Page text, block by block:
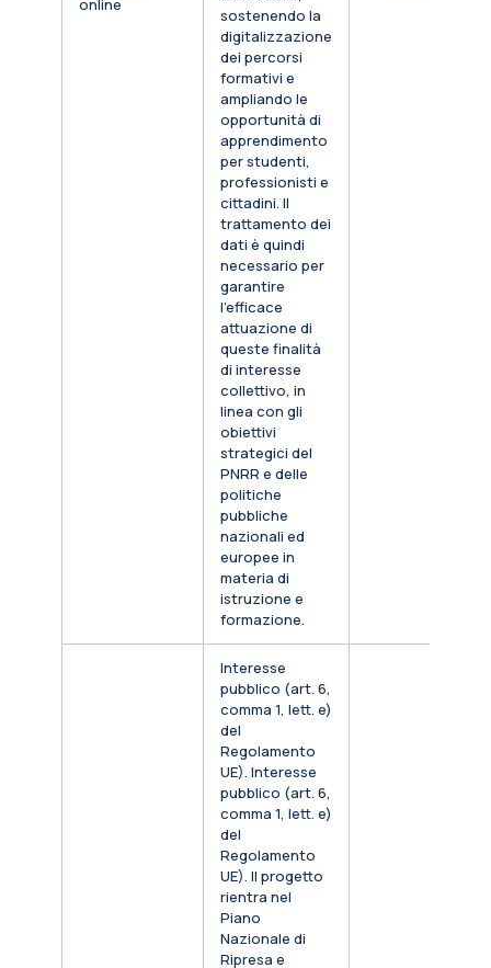
online
sostenendo la
digitalizzazione
dei percorsi
formativi e
ampliando le
opportunità di
apprendimento
per studenti,
professionisti e
cittadini. Il
trattamento dei
dati è quindi
necessario per
garantire
l’efficace
attuazione di
queste finalità
di interesse
collettivo, in
linea con gli
obiettivi
strategici del
PNRR e delle
politiche
pubbliche
nazionali ed
europee in
materia di
istruzione e
formazione.
Interesse
pubblico (art. 6,
comma 1, lett. e)
del
Regolamento
UE). Interesse
pubblico (art. 6,
comma 1, lett. e)
del
Regolamento
UE). Il progetto
rientra nel
Piano
Nazionale di
Ripresa e